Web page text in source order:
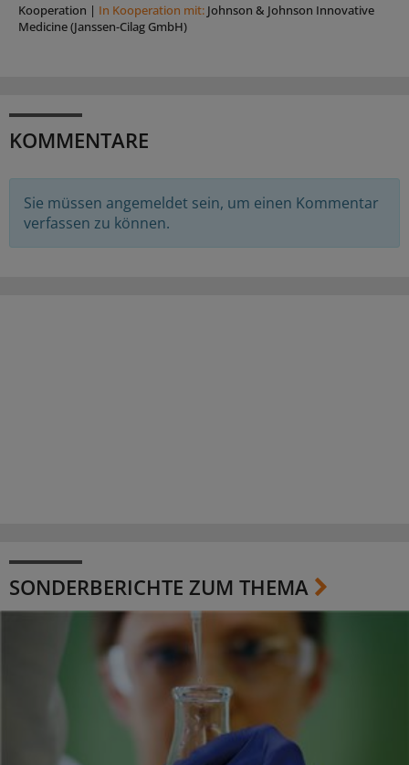
Kooperation | In Kooperation mit: Johnson & Johnson Innovative
Medicine (Janssen-Cilag GmbH)
KOMMENTARE
Sie müssen angemeldet sein, um einen Kommentar
verfassen zu können.
SONDERBERICHTE ZUM THEMA